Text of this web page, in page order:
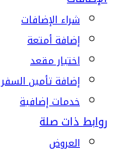
شراء الإضافات
إضافة أمتعة
اختيار مقعد
إضافة تأمين السفر
خدمات إضافية
روابط ذات صلة
العروض